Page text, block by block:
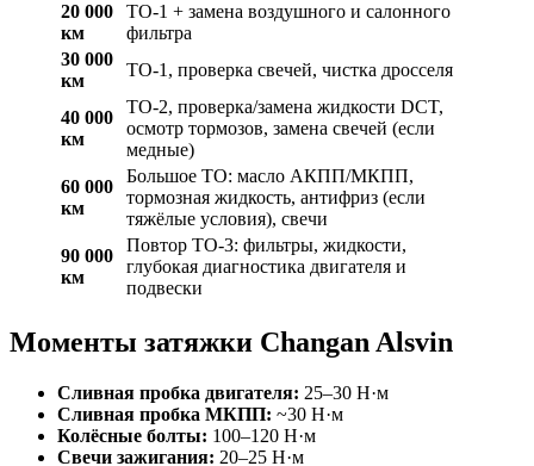
20 000
км
ТО-1 + замена воздушного и салонного
фильтра
30 000
км
ТО-1, проверка свечей, чистка дросселя
40 000
км
ТО-2, проверка/замена жидкости DCT,
осмотр тормозов, замена свечей (если
медные)
60 000
км
Большое ТО: масло АКПП/МКПП,
тормозная жидкость, антифриз (если
тяжёлые условия), свечи
90 000
км
Повтор ТО-3: фильтры, жидкости,
глубокая диагностика двигателя и
подвески
Моменты затяжки Changan Alsvin
Сливная пробка двигателя: 25–30 Н·м
Сливная пробка МКПП: ~30 Н·м
Колёсные болты: 100–120 Н·м
Свечи зажигания: 20–25 Н·м